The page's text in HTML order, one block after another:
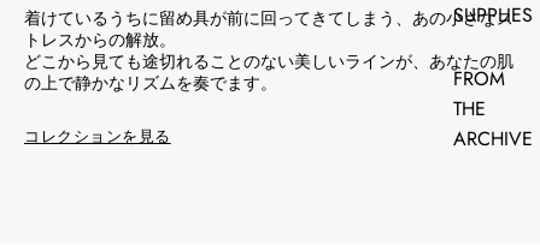
SUPPLIES
FROM
THE
ARCHIVE
着けているうちに留め具が前に回ってきてしまう、あの小さなス
トレスからの解放。
どこから見ても途切れることのない美しいラインが、あなたの肌
の上で静かなリズムを奏でます。
コレクションを見る